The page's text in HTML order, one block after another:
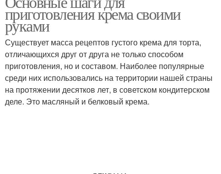
приготовления крема своими
руками
Существует масса рецептов густого крема для торта,
отличающихся друг от друга не только способом
приготовления, но и составом. Наиболее популярные
среди них использовались на территории нашей страны
на протяжении десятков лет, в советском кондитерском
деле. Это масляный и белковый крема.